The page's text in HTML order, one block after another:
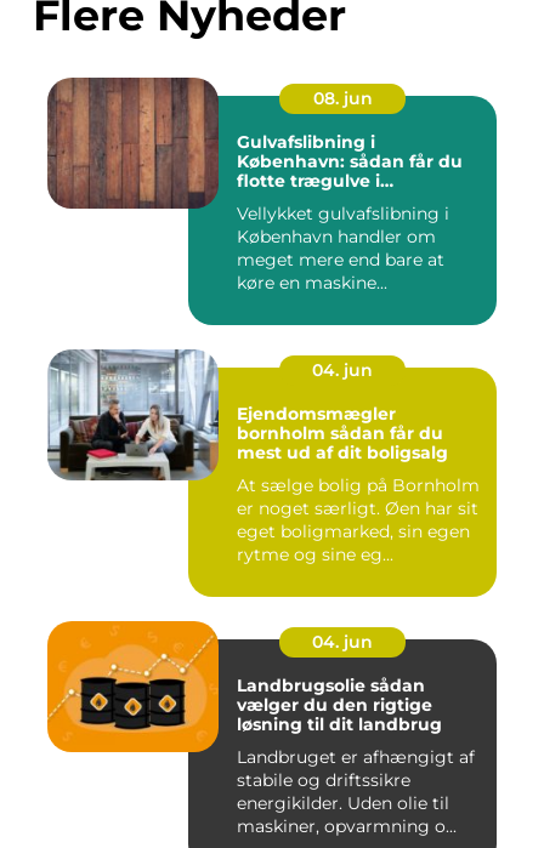
Flere Nyheder
08. jun
Gulvafslibning i
København: sådan får du
flotte trægulve i
Vellykket gulvafslibning i
København handler om
meget mere end bare at
køre en maskine...
04. jun
Ejendomsmægler
bornholm sådan får du
mest ud af dit boligsalg
At sælge bolig på Bornholm
er noget særligt. Øen har sit
eget boligmarked, sin egen
rytme og sine eg...
04. jun
Landbrugsolie sådan
vælger du den rigtige
løsning til dit landbrug
Landbruget er afhængigt af
stabile og driftssikre
energikilder. Uden olie til
maskiner, opvarmning o...